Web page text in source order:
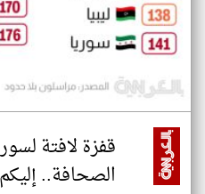
قفزة لافتة
الصحافة..